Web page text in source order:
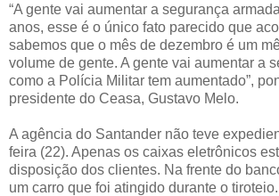
“A gente vai aumentar a segurança
anos, esse é o único fato parecido que
sabemos que o mês de dezembro é um
volume de gente. A gente vai aumentar a
como a Polícia Militar tem aumentado”,
presidente do Ceasa, Gustavo Melo.
A agência do Santander não teve
feira (22). Apenas os caixas eletrônicos
disposição dos clientes. Na frente do
um carro que foi atingido durante o tiroteio.